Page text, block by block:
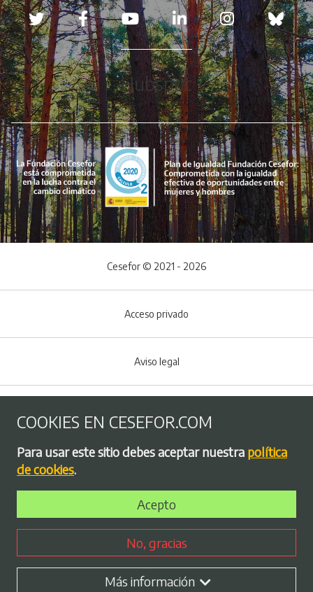
Redes sociales
Hubspot
Menú del pie
Cesefor © 2021 - 2026
Acceso privado
Aviso legal
Política de privacidad
Bolsa de empleo
Perfil contratante
COOKIES EN CESEFOR.COM
Para usar este sitio debes aceptar nuestra política
de cookies.
Acepto
No, gracias
Más información